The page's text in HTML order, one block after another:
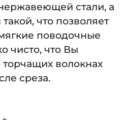
стали, а
что позволяет
поводочные
чисто, что Вы
торчащих волокнах
среза.